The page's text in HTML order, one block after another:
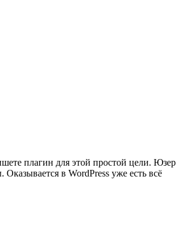
плагин для этой простой цели. Юзер
в WordPress уже есть всё